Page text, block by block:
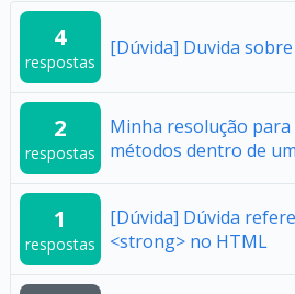
4
respostas
[Dúvida] Duvida
2
respostas
Minha resolução para
métodos dentro de
1
respostas
[Dúvida] Dúvida
<strong> no HTML